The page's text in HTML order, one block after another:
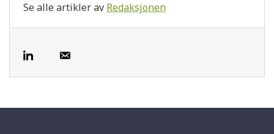
Se alle artikler av Redaksjonen